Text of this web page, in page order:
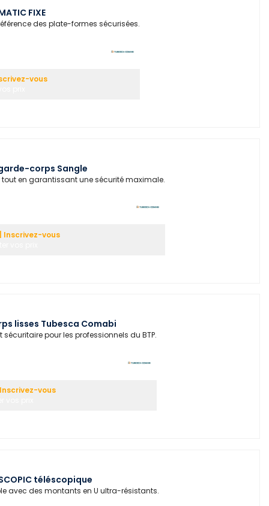
FIXE
des plate-formes sécurisées.
vous
corps Sangle
tout en garantissant une sécurité maximale.
Inscrivez-vous
lisses Tubesca Comabi
pour les professionnels du BTP.
vous
téléscopique
avec des montants en U ultra-résistants.